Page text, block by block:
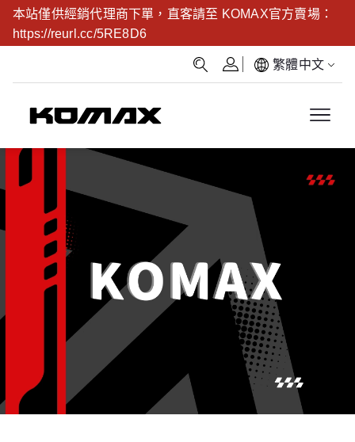
本站僅供經銷代理商下單，直客請至 KOMAX官方賣場：
https://reurl.cc/5RE8D6
繁體中文